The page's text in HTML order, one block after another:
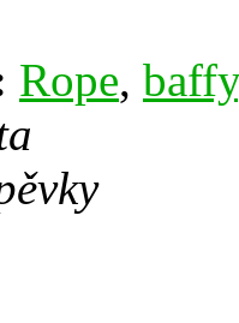
Rope, baffy